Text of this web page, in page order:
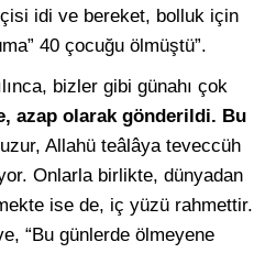
idi ve bereket, bolluk için
40 çocuğu ölmüştü”.
bizler gibi günahı çok
azap olarak gönderildi. Bu
Allahü teâlâya teveccüh
Onlarla birlikte, dünyadan
ise de, iç yüzü rahmettir.
“Bu günlerde ölmeyene